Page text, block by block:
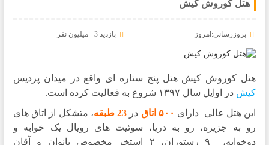
هتل کوروش کیش
بروزرسانی:امروز بازدید 3+ میلیون نفر
هتل کوروش کیش هتل پنج ستاره ای واقع در میدان پردیس
کیش در اوایل سال ۱۳۹۷ شروع به فعالیت کرده است.
این هتل عالی دارای ۵۰۰ اتاق در
، متشکل از اتاق های
رو به جزیره، رو به دریا، سوئیت های رویال یک خوابه و
دوخوابه، ۹ رستوران، ۲ استخر مخصوص بانوان و آقان